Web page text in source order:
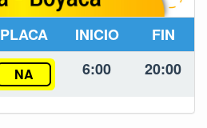
PLACA INICIO FIN
NA 6:00 20:00